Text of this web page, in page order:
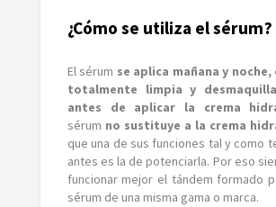
¿Cómo se utiliza el sérum?
El sérum se aplica mañana y
totalmente limpia y
antes de aplicar la crema
sérum no sustituye a la crema
que una de sus funciones tal y como
antes es la de potenciarla. Por eso
funcionar mejor el tándem formado
sérum de una misma gama o marca.